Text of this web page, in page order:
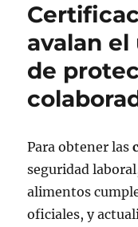
avalan
de
Para obtener las
seguridad
alimentos
oficiales, y